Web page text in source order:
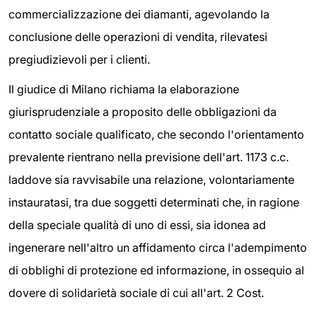
commercializzazione dei diamanti, agevolando la
conclusione delle operazioni di vendita, rilevatesi
pregiudizievoli per i clienti.
Il giudice di Milano richiama la elaborazione
giurisprudenziale a proposito delle obbligazioni da
contatto sociale qualificato, che secondo l'orientamento
prevalente rientrano nella previsione dell'art. 1173 c.c.
laddove sia ravvisabile una relazione, volontariamente
instauratasi, tra due soggetti determinati che, in ragione
della speciale qualità di uno di essi, sia idonea ad
ingenerare nell'altro un affidamento circa l'adempimento
di obblighi di protezione ed informazione, in ossequio al
dovere di solidarietà sociale di cui all'art. 2 Cost.